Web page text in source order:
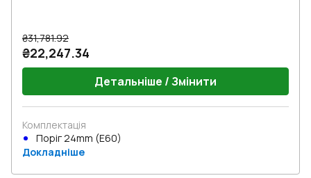
₴31,781.92
₴22,247.34
Детальніше / Змінити
Комплектація
Поріг 24mm (E60)
Докладніше